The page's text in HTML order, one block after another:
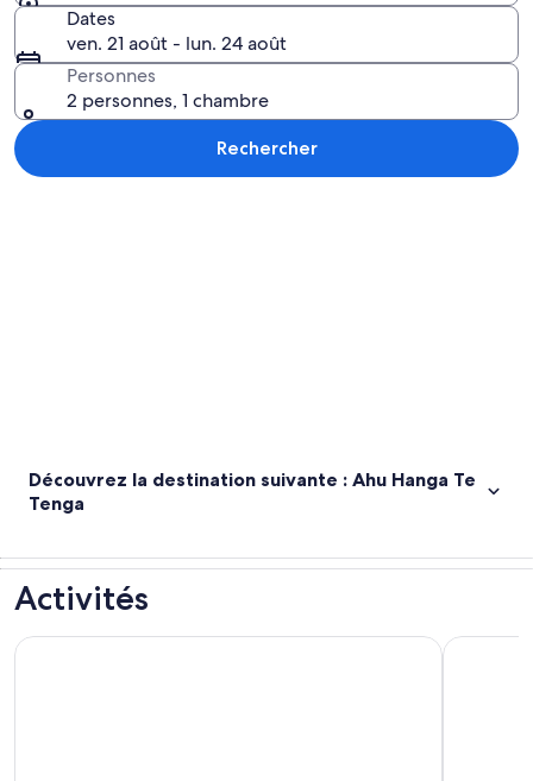
Dates
ven. 21 août - lun. 24 août
Personnes
2 personnes, 1 chambre
Rechercher
Découvrez la destination suivante : Ahu Hanga Te
Tenga
Activités
De Hanga Roa : Voyage d'Orongo à Ana Te Pahu Lever du